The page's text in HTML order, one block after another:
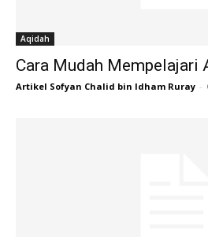
Aqidah
Cara Mudah Mempelajari
Artikel Sofyan Chalid bin Idham Ruray -